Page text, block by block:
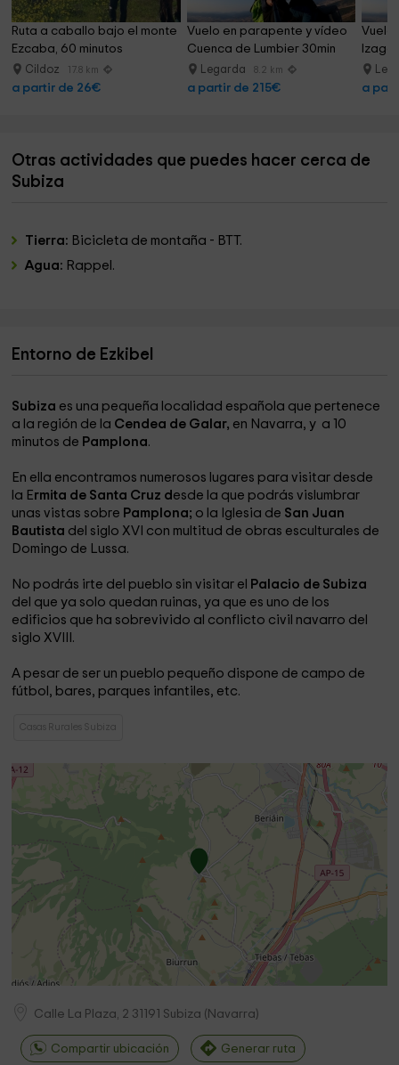
Ruta a caballo bajo el monte
Ezcaba, 60 minutos
Cildoz 17.8 km
a partir de 26€
Vuelo en parapente y vídeo
Cuenca de Lumbier 30min
Legarda 8.2 km
a partir de 215€
Vuelo
a
Otras actividades que puedes hacer cerca de
Subiza
Tierra: Bicicleta de montaña - BTT.
Agua: Rappel.
Entorno de Ezkibel
Subiza es una pequeña localidad española que pertenece
a la región de la Cendea de Galar, en Navarra, y a 10
minutos de Pamplona.
En ella encontramos numerosos lugares para visitar desde
la Ermita de Santa Cruz d esde la que podrás vislumbrar
unas vistas sobre Pamplona; o la Iglesia de San Juan
Bautista del siglo XVI con multitud de obras esculturales de
Domingo de Lussa.
No podrás irte del pueblo sin visitar el
Palacio de Subiza
del que ya solo quedan ruinas, ya que es uno de los
edificios que ha sobrevivido al conflicto civil navarro del
siglo XVIII.
A pesar de ser un pueblo pequeño dispone de campo de
fútbol, bares, parques infantiles, etc.
Casas Rurales Subiza
Calle La Plaza, 2 31191 Subiza ( Navarra)
Compartir ubicación Generar ruta